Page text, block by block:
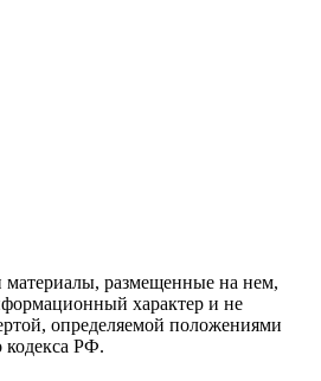
размещенные на нем,
характер и не
определяемой положениями
кодекса РФ.